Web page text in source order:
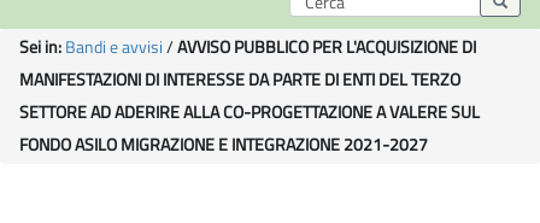
Sei in:Bandi e avvisi/AVVISO PUBBLICO PER L'ACQUISIZIONE DI
MANIFESTAZIONI DI INTERESSE DA PARTE DI ENTI DEL TERZO
SETTORE AD ADERIRE ALLA CO-PROGETTAZIONE A VALERE SUL
FONDO ASILO MIGRAZIONE E INTEGRAZIONE 2021-2027